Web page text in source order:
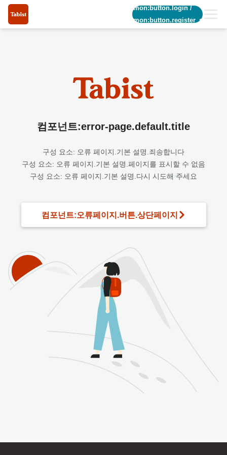
common:button.login/
common:button.register_short
컴포넌트:error-page.default.title
구성 요소: 오류 페이지.기본 설명.죄송합니다
구성 요소: 오류 페이지.기본 설명.페이지를 표시할 수 없음
구성 요소: 오류 페이지.기본 설명.다시 시도해 주세요
컴포넌트:오류페이지.버튼.상단페이지